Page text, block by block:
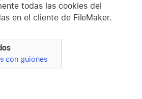
todas las cookies del
en el cliente de FileMaker.
con guiones